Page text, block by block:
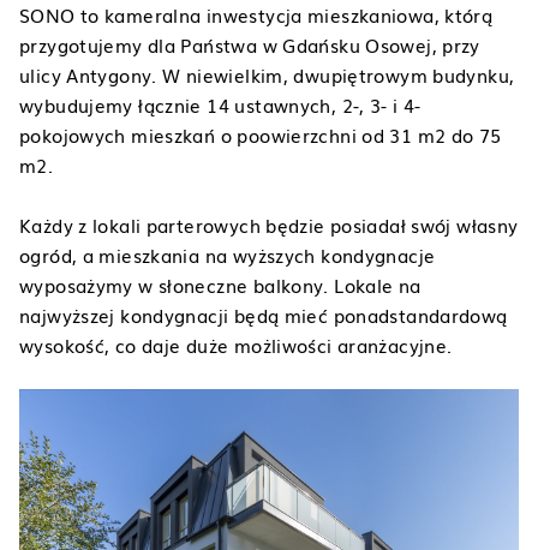
SONO to kameralna inwestycja mieszkaniowa, którą
przygotujemy dla Państwa w Gdańsku Osowej, przy
ulicy Antygony. W niewielkim, dwupiętrowym budynku,
wybudujemy łącznie 14 ustawnych, 2-, 3- i 4-
pokojowych mieszkań o poowierzchni od 31 m2 do 75
m2.
Każdy z lokali parterowych będzie posiadał swój własny
ogród, a mieszkania na wyższych kondygnacje
wyposażymy w słoneczne balkony. Lokale na
najwyższej kondygnacji będą mieć ponadstandardową
wysokość, co daje duże możliwości aranżacyjne.